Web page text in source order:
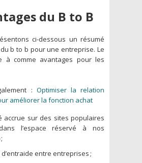
du B to B
ci-dessous un résumé
b to b pour une entreprise. Le
comme avantages pour les
: Optimiser la relation
améliorer la fonction achat
accrue sur des sites populaires
l’espace réservé à nos
entre entreprises ;